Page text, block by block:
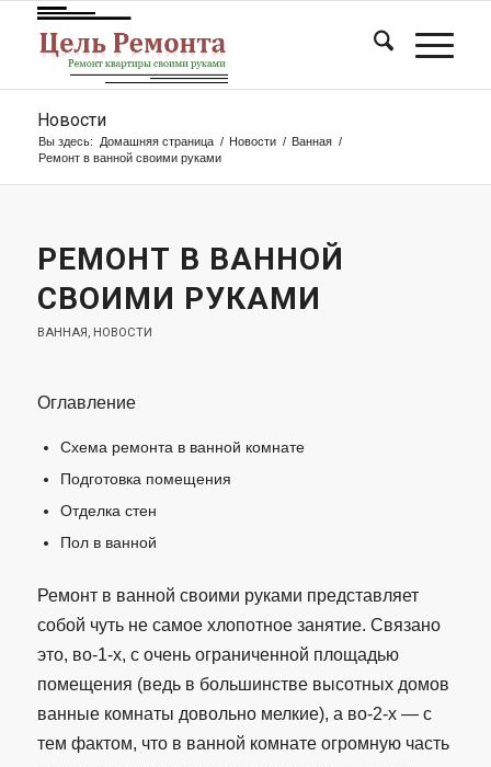
Новости
Вы здесь: Домашняя страница / Новости / Ванная /
Ремонт в ванной своими руками
РЕМОНТ В ВАННОЙ
СВОИМИ РУКАМИ
ВАННАЯ, НОВОСТИ
Оглавление
Схема ремонта в ванной комнате
Подготовка помещения
Отделка стен
Пол в ванной
Ремонт в ванной своими руками представляет
собой чуть не самое хлопотное занятие. Связано
это, во-1-х, с очень ограниченной площадью
помещения (ведь в большинстве высотных домов
ванные комнаты довольно мелкие), а во-2-х — с
тем фактом, что в ванной комнате огромную часть